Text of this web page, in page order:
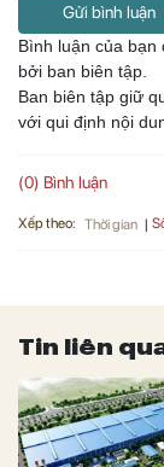
Gửi bình luận
Bình luận của
bởi ban biên tập.
Ban biên tập giữ
với qui định nội
(0) Bình luận
Xếp theo: Thời gian
Tin liên